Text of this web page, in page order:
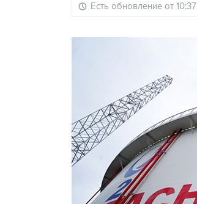
Есть обновление от 10:37